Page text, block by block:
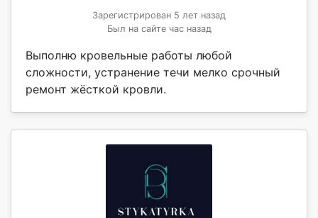
Зарегистрирован 5 лет назад
Был на сайте час назад
Выполню кровельные работы любой
сложности, устранение течи мелко срочный
ремонт жёсткой кровли.